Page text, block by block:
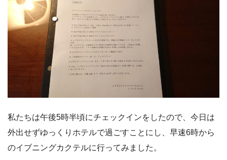
私たちは午後5時半頃にチェックインをしたので、今日は
外出せずゆっくりホテルで過ごすことにし、早速6時から
のイブニングカクテルに行ってみました。